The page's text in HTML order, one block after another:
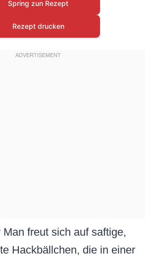
Spring zun Rezept
Rezept drucken
freut sich auf saftige,
Hackbällchen, die in einer